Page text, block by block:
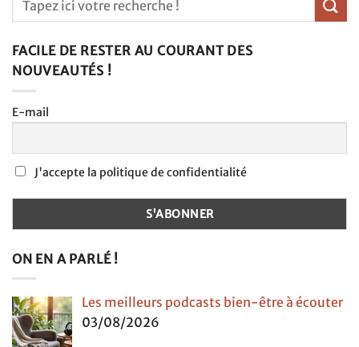
FACILE DE RESTER AU COURANT DES
NOUVEAUTÉS !
E-mail
J'accepte la politique de confidentialité
ON EN A PARLÉ !
Les meilleurs podcasts bien-être à écouter
03/08/2026